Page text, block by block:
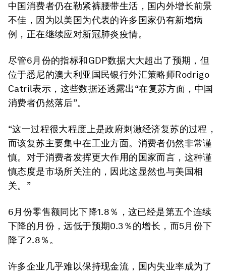
中国消费者仍在勒紧裤腰带生活，国内外增长前景
不佳，因为以美国为代表的许多国家仍有新增病
例，正在继续应对新冠肺炎疫情。
尽管6月份的指标和GDP数据大大超出了预期，但
位于悉尼的澳大利亚国民银行外汇策略师Rodrigo
Catril表示，这些数据还透露出“在复苏方面，中国
消费者仍然落后”。
“这一过程很大程度上是政府刺激经济复苏的过程，
而该复苏主要集中在工业方面。消费者仍然非常谨
慎。对于消费者发挥更大作用的国家而言，这种谨
慎态度是市场所关注的，因此这显然也与美国相
关。”
6月份零售额同比下降1.8％，这已经是第五个连续
下降的月份，远低于预期0.3％的增长，而5月份下
降了2.8％。
许多企业几乎难以保持现金流，国内失业率成为了